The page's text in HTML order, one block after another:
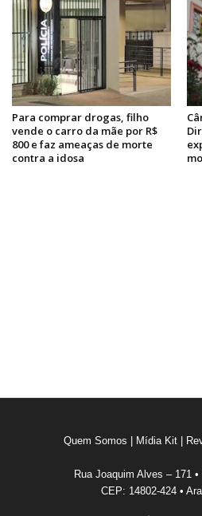
Para comprar drogas, filho
vende o carro da mãe por R$
800 e faz ameaças de morte
contra a idosa
Quem Somos | Mídia Kit |
Rua Joaquim Alves – 171
CEP: 14802-424 •